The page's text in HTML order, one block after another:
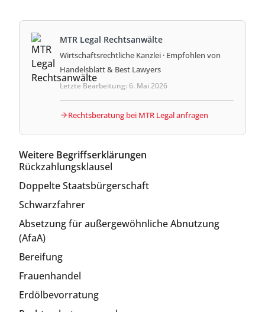
MTR Legal Rechtsanwälte
Wirtschaftsrechtliche Kanzlei · Empfohlen von
Handelsblatt & Best Lawyers
Letzte Bearbeitung: 6. Mai 2026
Rechtsberatung bei MTR Legal anfragen
Weitere Begriffserklärungen
Rückzahlungsklausel
Doppelte Staatsbürgerschaft
Schwarzfahrer
Absetzung für außergewöhnliche Abnutzung
(AfaA)
Bereifung
Frauenhandel
Erdölbevorratung